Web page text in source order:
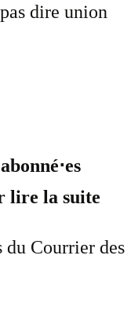
dire union
lire la suite
du Courrier des